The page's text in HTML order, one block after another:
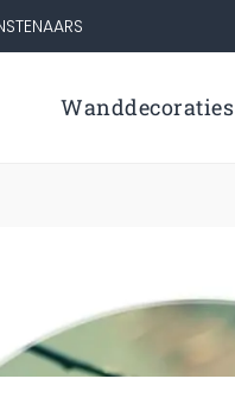
Wanddecoraties